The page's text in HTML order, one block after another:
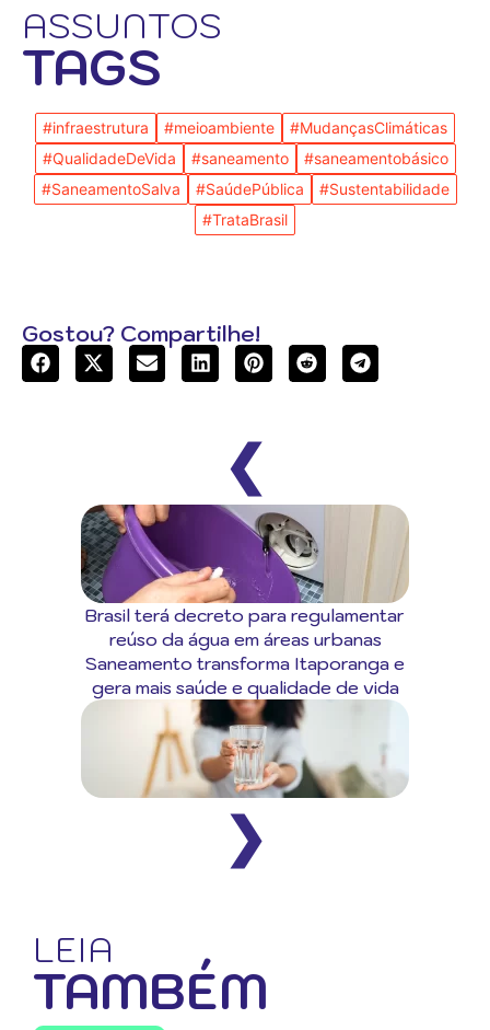
ASSUNTOS
TAGS
#infraestrutura #meioambiente
#MudançasClimáticas
#QualidadeDeVida
#saneamento
#saneamentobásico
#SaneamentoSalva
#SaúdePública
#Sustentabilidade
#TrataBrasil
Gostou? Compartilhe!
❮
Brasil terá decreto para regulamentar
reúso da água em áreas urbanas
Saneamento transforma Itaporanga e
gera mais saúde e qualidade de vida
❯
LEIA
TAMBÉM